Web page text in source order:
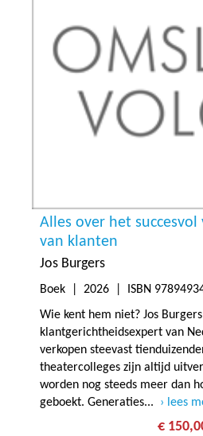
Alles over het
van klanten
Jos Burgers
Boek | 2026 | ISBN
Wie kent hem niet? Jos
klantgerichtheidsexpert van
verkopen steevast
theatercolleges zijn altijd
worden nog steeds meer dan
geboekt. Generaties...
lees
€